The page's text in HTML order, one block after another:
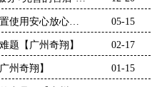
使用安心放心！
05-15
题【广州奇翔】 02-17
州奇翔】 01-15